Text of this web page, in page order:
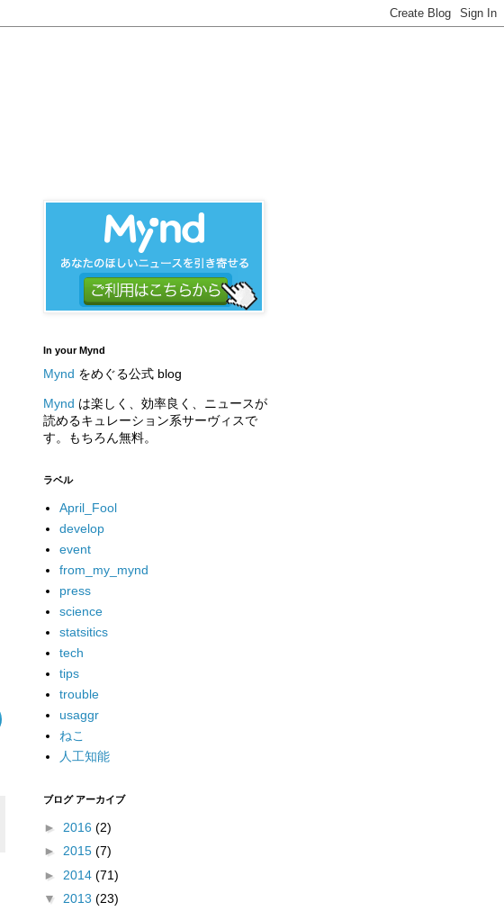
In your Mynd
Mynd をめぐる公式 blog
Mynd は楽しく、効率良く、ニュースが
読めるキュレーション系サーヴィスで
す。もちろん無料。
ラベル
April_Fool
develop
event
from_my_mynd
press
science
statsitics
tech
tips
trouble
usaggr
ねこ
人工知能
ブログ アーカイブ
► 2016 (2)
► 2015 (7)
► 2014 (71)
▼ 2013 (23)